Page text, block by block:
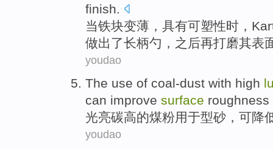
finish.
当铁块变薄 ， 具有可塑性时，
做出了长柄勺 ， 之后再打磨其表
youdao
The use of coal-dust with high
can improve surface roughness
光亮碳高的煤粉用于型砂， 可降
youdao